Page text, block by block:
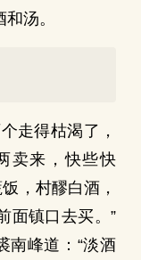
汤。
走得枯渴了，
卖来，快些快
，村醪白酒，
面镇口去买。”
南峰道：“淡酒